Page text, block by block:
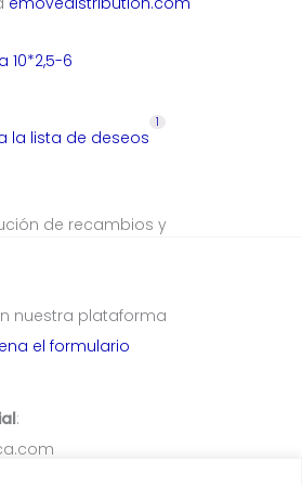
10*2,5-6
la lista de deseos
1
de recambios y
nuestra plataforma
el formulario
: